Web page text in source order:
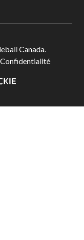
Canada.
Confidentialité